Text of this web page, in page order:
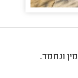
ונחמד.